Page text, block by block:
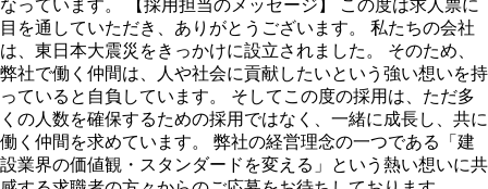
なっています。 【採用担当のメッセージ】 この度は求人票に
目を通していただき、ありがとうございます。 私たちの会社
は、東日本大震災をきっかけに設立されました。 そのため、
弊社で働く仲間は、人や社会に貢献したいという強い想いを持
っていると自負しています。 そしてこの度の採用は、ただ多
くの人数を確保するための採用ではなく、一緒に成長し、共に
働く仲間を求めています。 弊社の経営理念の一つである「建
設業界の価値観・スタンダードを変える」という熱い想いに共